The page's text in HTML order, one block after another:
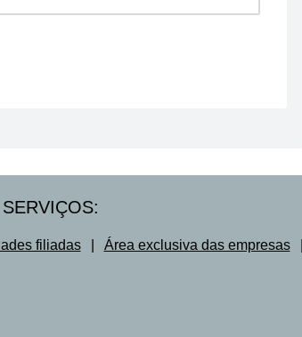
SERVIÇOS:
filiadas Área exclusiva das empresas